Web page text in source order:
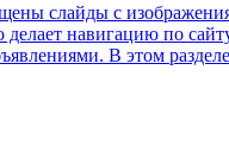
слайды с
делает навигацию по
В этом